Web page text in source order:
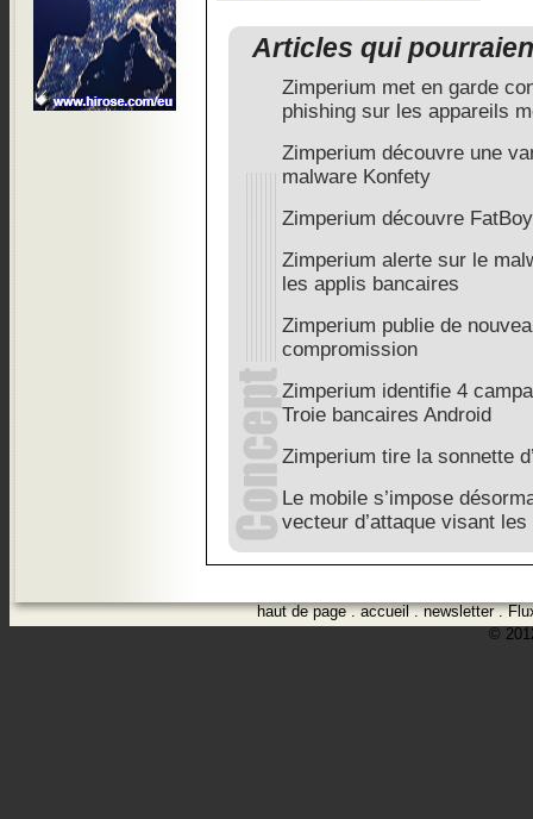
Articles qui
Zimperium met en garde
phishing sur les appareils
Zimperium découvre une
malware Konfety
Zimperium découvre
Zimperium alerte sur le
les applis bancaires
Zimperium publie de
compromission
Zimperium identifie 4
Troie bancaires Android
Zimperium tire la sonnette
Le mobile s’impose
vecteur d’attaque visant
haut de page.accueil.newsletter.
©